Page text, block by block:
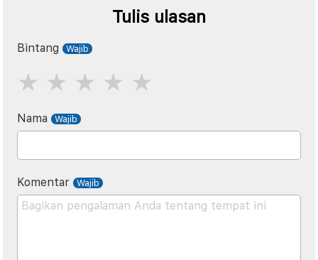
Tulis ulasan
Bintang
Nama
Komentar